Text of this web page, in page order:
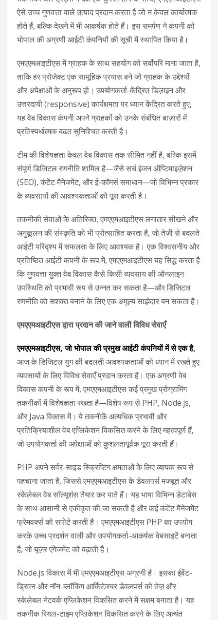
ऐसे उच्च गुणवत्ता वाले उत्पाद प्रदान करता है जो न केवल कार्यात्मक
होते हैं, बल्कि देखने में भी आकर्षक होते हैं। इस समर्पण ने कंपनी को
भोपाल की अग्रणी आईटी कंपनियों की सूची में स्थापित किया है।
एमएएमआइटीएस में ग्राहक के साथ सहयोग को सर्वोपरि माना जाता है,
ताकि हर प्रोजेक्ट एक सामूहिक प्रयास बने जो ग्राहक के उद्देश्यों
और अपेक्षाओं के अनुरूप हो। उपयोगकर्ता-केंद्रित डिज़ाइन और
उत्तरदायी (responsive) कार्यक्षमता पर ध्यान केंद्रित करते हुए,
यह वेब विकास कंपनी अपने ग्राहकों को उनके संबंधित बाज़ारों में
प्रतिस्पर्धात्मक बढ़त सुनिश्चित करती है।
टीम की विशेषज्ञता केवल वेब विकास तक सीमित नहीं है, बल्कि इसमें
संपूर्ण डिजिटल रणनीति शामिल है—जैसे सर्च इंजन ऑप्टिमाइज़ेशन
(SEO), कंटेंट मैनेजमेंट, और ई-कॉमर्स समाधान—जो विभिन्न प्रकार
के व्यवसायों की आवश्यकताओं को पूरा करती है।
तकनीकी सेवाओं के अतिरिक्त, एमएएमआइटीएस लगातार सीखने और
अनुकूलन की संस्कृति को भी प्रोत्साहित करता है, जो तेज़ी से बदलते
आईटी परिदृश्य में सफलता के लिए आवश्यक है। एक विश्वसनीय और
प्रतिष्ठित आईटी कंपनी के रूप में, एमएएमआइटीएस यह सिद्ध करता है
कि गुणवत्ता युक्त वेब विकास कैसे किसी व्यवसाय की ऑनलाइन
उपस्थिति को प्रभावी रूप से उन्नत कर सकता है—और डिजिटल
रणनीति को सशक्त बनाने के लिए एक अमूल्य साझेदार बन सकता है।
एमएएमआइटीएस द्वारा प्रदान की जाने वाली विविध सेवाएँ
एमएएमआइटीएस, जो भोपाल की प्रमुख आईटी कंपनियों में से एक है,
आज के डिजिटल युग की बदलती आवश्यकताओं को ध्यान में रखते हुए
व्यवसायों के लिए विविध सेवाएँ प्रदान करता है। एक अग्रणी वेब
विकास कंपनी के रूप में, एमएएमआइटीएस कई प्रमुख प्रोग्रामिंग
तकनीकों में विशेषज्ञता रखता है—विशेष रूप से PHP, Node.js,
और Java विकास में। ये तकनीकें अत्यधिक प्रभावी और
प्रतिक्रियाशील वेब एप्लिकेशन विकसित करने के लिए महत्वपूर्ण हैं,
जो उपयोगकर्ता की अपेक्षाओं को कुशलतापूर्वक पूरा करती हैं।
PHP अपने सर्वर-साइड स्क्रिप्टिंग क्षमताओं के लिए व्यापक रूप से
पहचाना जाता है, जिससे एमएएमआइटीएस के डेवलपर्स मजबूत और
स्केलेबल वेब सॉल्यूशंस तैयार कर पाते हैं। यह भाषा विभिन्न डेटाबेस
के साथ आसानी से एकीकृत की जा सकती है और कई कंटेंट मैनेजमेंट
फ्रेमवर्क्स को सपोर्ट करती है। एमएएमआइटीएस PHP का उपयोग
करके उच्च प्रदर्शन वाली और उपयोगकर्ता-आकर्षक वेबसाइटें बनाता
है, जो यूज़र एंगेजमेंट को बढ़ाती हैं।
Node.js विकास में भी एमएएमआइटीएस अग्रणी है। इसका ईवेंट-
ड्रिवन और नॉन-ब्लॉकिंग आर्किटेक्चर डेवलपर्स को तेज़ और
स्केलेबल नेटवर्क एप्लिकेशन विकसित करने में सक्षम बनाता है। यह
तकनीक रियल-टाइम एप्लिकेशन विकसित करने के लिए अत्यंत